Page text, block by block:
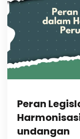
Peran
undangan